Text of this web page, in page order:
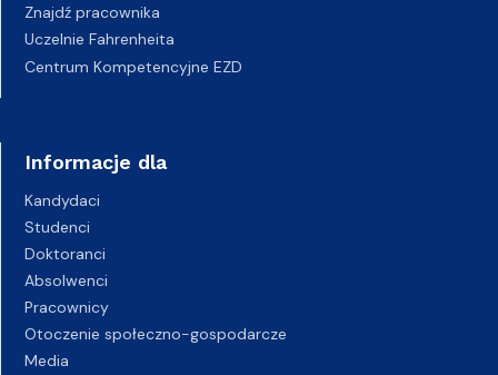
Znajdź pracownika
Uczelnie Fahrenheita
Centrum Kompetencyjne EZD
Informacje dla
Kandydaci
Studenci
Doktoranci
Absolwenci
Pracownicy
Otoczenie społeczno-gospodarcze
Media